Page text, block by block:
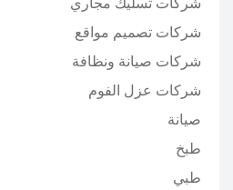
شركات تصميم مواقع
شركات صيانة ونظافة
شركات عزل الفوم
صيانة
طبخ
طبي